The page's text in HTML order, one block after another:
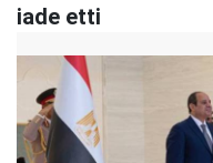
iade etti